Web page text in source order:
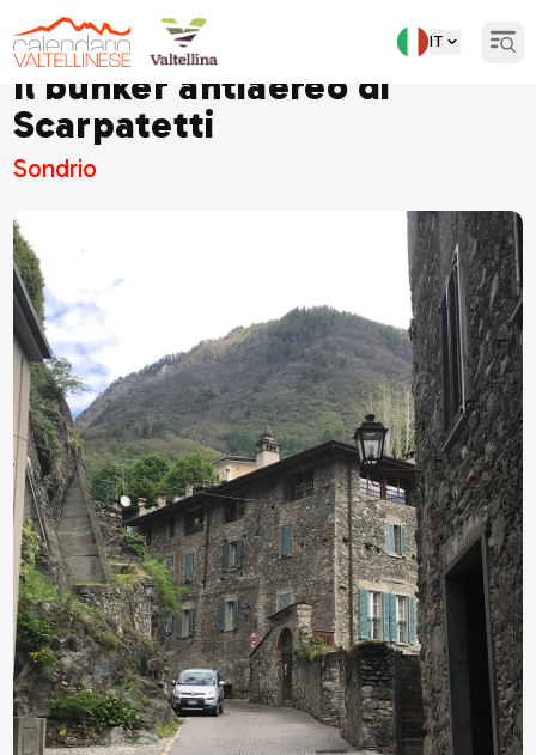
IT
Il bunker antiaereo di
Scarpatetti
Sondrio